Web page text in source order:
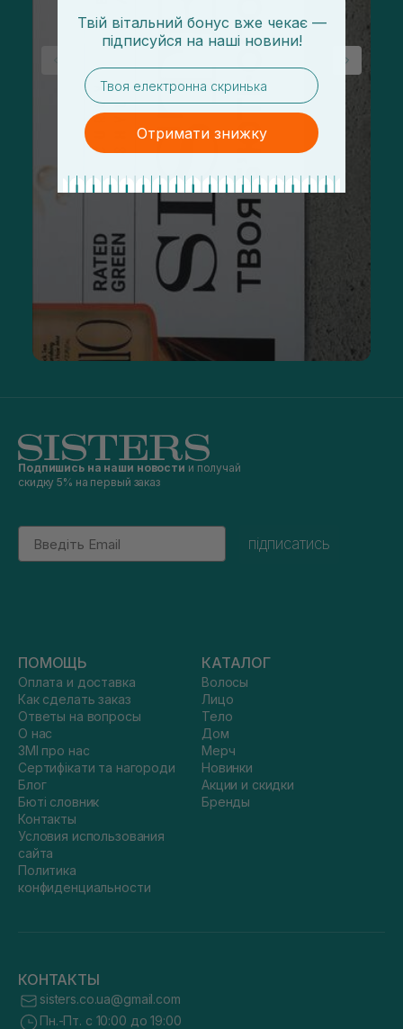
Подпишись на наши новости и получай
скидку 5% на первый заказ
Email
підписатись
ПОМОЩЬ
Оплата и доставка
Как сделать заказ
Ответы на вопросы
О нас
ЗМІ про нас
Сертифікати та нагороди
Блог
Бюті словник
Контакты
Условия использования
сайта
Политика
конфиденциальности
КАТАЛОГ
Волосы
Лицо
Тело
Дом
Мерч
Новинки
Акции и скидки
Бренды
КОНТАКТЫ
sisters.co.ua@gmail.com
Пн.-Пт. с 10:00 до 19:00
Твій вітальний бонус вже чекає —
підписуйся на наші новини!
email
Отримати знижку